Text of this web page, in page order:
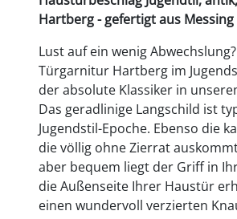
Hartberg - gefertigt aus
Lust auf ein wenig
Türgarnitur Hartberg im
der absolute Klassiker in
Das geradlinige Langschild ist
Jugendstil-Epoche. Ebenso die
die völlig ohne Zierrat
aber bequem liegt der Griff in
die Außenseite Ihrer Haustür
einen wundervoll verzierten